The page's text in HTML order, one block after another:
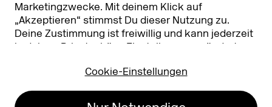
Marketingzwecke. Mit deinem Klick auf
„Akzeptieren“ stimmst Du dieser Nutzung zu.
Deine Zustimmung ist freiwillig und kann jederzeit
in deinen Privatsphäre-Einstellungen
geändert
Nutzung findest Du in unserer
Cookie-Einstellungen
Koelnmesse GmbH
T. +49 221 821 2020
Datenschutz